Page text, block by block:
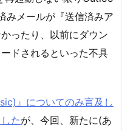
みメールが『送信済みア
ったり、以前にダウン
ドされるといった不具
』についてのみ言及し
たが、今回、新たに(あ